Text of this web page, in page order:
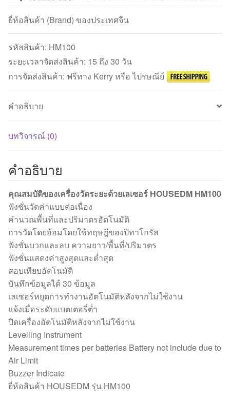
ยี่ห้อสินค้า (Brand) ของประเทศจีน
รหัสสินค้า: HM100
ระยะเวลาจัดส่งสินค้า: 15 ถึง 30 วัน
การจัดส่งสินค้า: ฟรีทาง Kerry หรือ ไปรษณีย์
คำอธิบาย
บทวิจารณ์ (0)
คำอธิบาย
คุณสมบัติของเครื่องวัดระยะด้วยเลเซอร์ HOUSEDM HM100
ฟังชั่นวัดค่าแบบต่อเนื่อง
คำนวณพื้นที่และปริมาตรอัตโนมัติ
การวัดโดยอ้อมโดยใช้ทฤษฎีของปิทาโกรัส
ฟังชั่นบวกและลบ ความยาว/พื้นที่/ปริมาตร
ฟังชั่นแสดงค่าสูงสุดและต่ำสุด
สอบเทียบอัตโนมัติ
บันทึกข้อมูลได้ 30 ข้อมูล
เลเซอร์หยุดการทำงานอัตโนมัติหลังจากไม่ใช้งาน
แจ้งเมื่อระดับแบตเตอรี่ต่ำ
ปิดเครื่องอัตโนมัติหลังจากไม่ใช้งาน
Levelling Instrument
Measurement times per batteries Battery not include due to
Air Limit
Buzzer Indicate
ยี่ห้อสินค้า HOUSEDM รุ่น HM100